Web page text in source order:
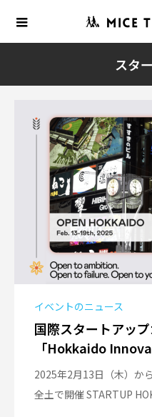
スタ
イベントのニュース
国際スタートアッ
「Hokkaido
2025年2月13日（木）か
全土で開催 STARTUP